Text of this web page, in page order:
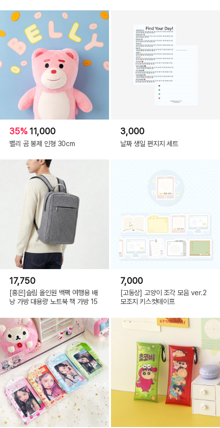
35% 11,000
벨리 곰 봉제 인형 30cm
3,000
날짜 생일 편지지 세트
17,750
[홍은]슬림 올인원 백팩 여행용 배
낭 가방 대용량 노트북 책 가방 15
7,000
[고동상] 고양이 조각 모음 ver.2
모조지 키스컷테이프